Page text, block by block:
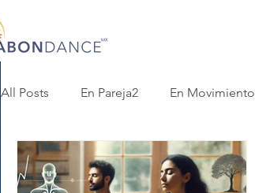
All Posts En Pareja2 En Movimiento